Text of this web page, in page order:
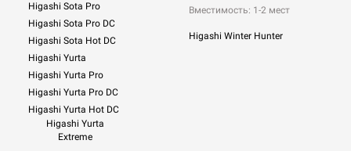
Higashi Sota Pro
Higashi Sota Pro DC
Higashi Sota Hot DC
Higashi Yurta
Higashi Yurta Pro
Higashi Yurta Pro DC
Higashi Yurta Hot DC
Higashi Yurta
Extreme
Вместимость: 1-2 мест
Higashi Winter Hunter